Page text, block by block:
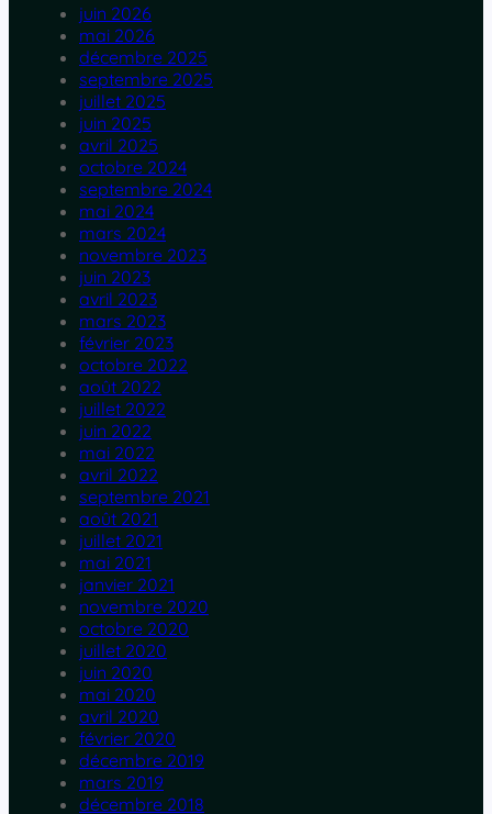
juin 2026
mai 2026
décembre 2025
septembre 2025
juillet 2025
juin 2025
avril 2025
octobre 2024
septembre 2024
mai 2024
mars 2024
novembre 2023
juin 2023
avril 2023
mars 2023
février 2023
octobre 2022
août 2022
juillet 2022
juin 2022
mai 2022
avril 2022
septembre 2021
août 2021
juillet 2021
mai 2021
janvier 2021
novembre 2020
octobre 2020
juillet 2020
juin 2020
mai 2020
avril 2020
février 2020
décembre 2019
mars 2019
décembre 2018